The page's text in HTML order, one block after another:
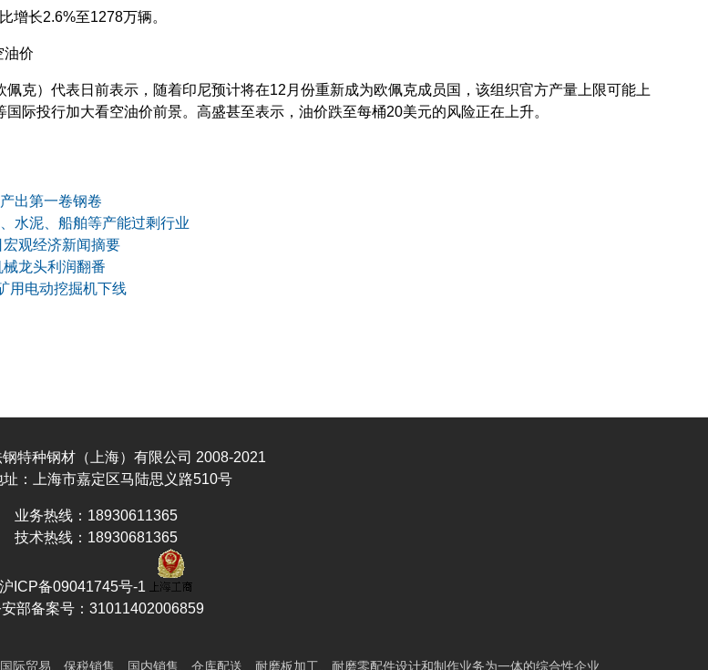
长2.6%至1278万辆。
价
）代表日前表示，随着印尼预计将在12月份重新成为欧佩克成员国，该组织官方产量上限可能上
际投行加大看空油价前景。高盛甚至表示，油价跌至每桶20美元的风险正在上升。
出第一卷钢卷
水泥、船舶等产能过剩行业
观经济新闻摘要
龙头利润翻番
用电动挖掘机下线
特种钢材（上海）有限公司 2008-2021
址：上海市嘉定区马陆思义路510号
业务热线：18930611365
技术热线：18930681365
沪ICP备09041745号-1
部备案号：31011402006859
国际贸易、保税销售、国内销售、仓库配送、耐磨板加工、耐磨零配件设计和制作业务为一体的综合性企业